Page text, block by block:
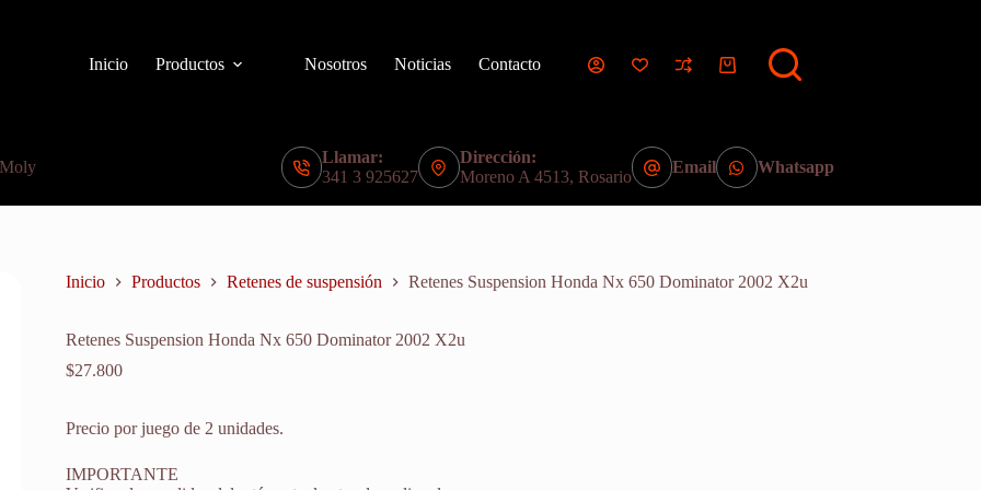
Inicio
Productos Nosotros Noticias Contacto
Carro
Llamar:
341 3 925627
Dirección:
Moreno A 4513, Rosario
Email Whatsapp
Inicio Productos Retenes de suspensión Retenes Suspension Honda Nx 650 Dominator 2002 X2u
Retenes Suspension Honda Nx 650 Dominator 2002 X2u
$27.800
Precio por juego de 2 unidades.
IMPORTANTE